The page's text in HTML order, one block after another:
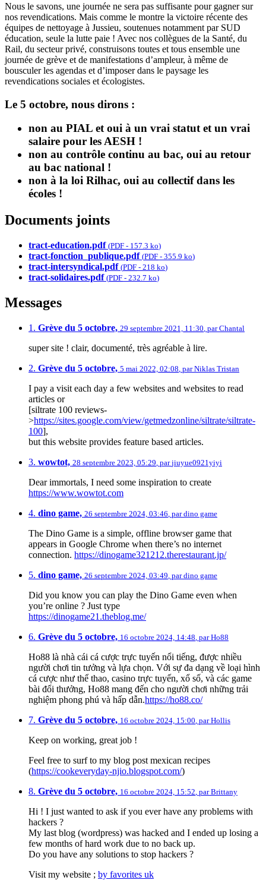
Nous le savons, une journée ne sera pas suffisante pour gagner sur
nos revendications. Mais comme le montre la victoire récente des
équipes de nettoyage à Jussieu, soutenues notamment par SUD
éducation, seule la lutte paie ! Avec nos collègues de la Santé, du
Rail, du secteur privé, construisons toutes et tous ensemble une
journée de grève et de manifestations d’ampleur, à même de
bousculer les agendas et d’imposer dans le paysage les
revendications sociales et écologistes.
Le 5 octobre, nous dirons :
non au PIAL et oui à un vrai statut et un vrai
salaire pour les AESH !
non au contrôle continu au bac, oui au retour
au bac national !
non à la loi Rilhac, oui au collectif dans les
écoles !
Documents joints
tract-education.pdf (PDF - 157.3 ko)
tract-fonction_publique.pdf (PDF - 355.9 ko)
tract-intersyndical.pdf (PDF - 218 ko)
tract-solidaires.pdf (PDF - 232.7 ko)
Messages
1. Grève du 5 octobre, 29 septembre 2021, 11:30 parChantal
super site ! clair, documenté, très agréable à lire.
2. Grève du 5 octobre, 5 mai 2022, 02:08 parNiklas Tristan
I pay a visit each day a few websites and websites to read
articles or
[siltrate 100 reviews-
>https://sites.google.com/view/getmedzonline/siltrate/siltrate-
100],
but this website provides feature based articles.
3. wowtot, 28 septembre 2023, 05:29 parjiuyue0921yiyi
Dear immortals, I need some inspiration to create
https://www.wowtot.com
4. dino game, 26 septembre 2024, 03:46 pardino game
The Dino Game is a simple, offline browser game that
appears in Google Chrome when there’s no internet
connection. https://dinogame321212.therestaurant.jp/
5. dino game, 26 septembre 2024, 03:49 pardino game
Did you know you can play the Dino Game even when
you’re online ? Just type
https://dinogame21.theblog.me/
6. Grève du 5 octobre, 16 octobre 2024, 14:48 parHo88
Ho88 là nhà cái cá cược trực tuyến nổi tiếng, được nhiều
người chơi tin tưởng và lựa chọn. Với sự đa dạng về loại hình
cá cược như thể thao, casino trực tuyến, xổ số, và các game
bài đổi thưởng, Ho88 mang đến cho người chơi những trải
nghiệm phong phú và hấp dẫn.https://ho88.co/
7. Grève du 5 octobre, 16 octobre 2024, 15:00 parHollis
Keep on working, great job !
Feel free to surf to my blog post mexican recipes
(https://cookeveryday-njio.blogspot.com/)
8. Grève du 5 octobre, 16 octobre 2024, 15:52 parBrittany
Hi ! I just wanted to ask if you ever have any problems with
hackers ?
My last blog (wordpress) was hacked and I ended up losing a
few months of hard work due to no back up.
Do you have any solutions to stop hackers ?
Visit my website ; by favorites uk